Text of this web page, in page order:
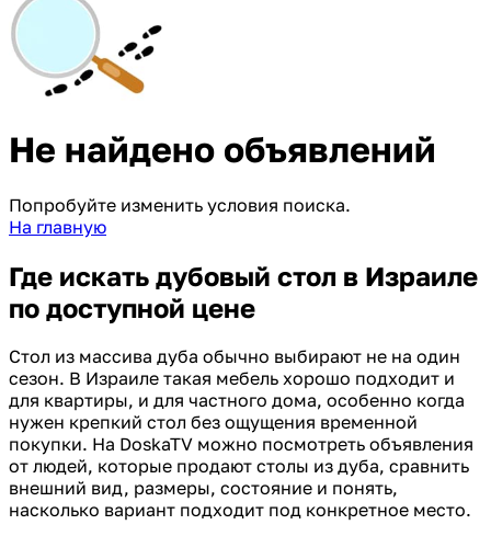
Не найдено объявлений
Попробуйте изменить условия поиска.
На главную
Где искать дубовый стол в Израиле
по доступной цене
Стол из массива дуба обычно выбирают не на один
сезон. В Израиле такая мебель хорошо подходит и
для квартиры, и для частного дома, особенно когда
нужен крепкий стол без ощущения временной
покупки. На DoskaTV можно посмотреть объявления
от людей, которые продают столы из дуба, сравнить
внешний вид, размеры, состояние и понять,
насколько вариант подходит под конкретное место.